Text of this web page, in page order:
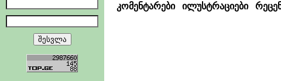
კომენტარები ილუსტრაციები